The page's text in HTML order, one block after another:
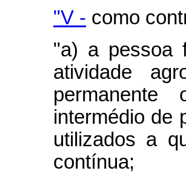
"V - como
"a) a pessoa
atividade
intermédio de
utilizados a
contínua;